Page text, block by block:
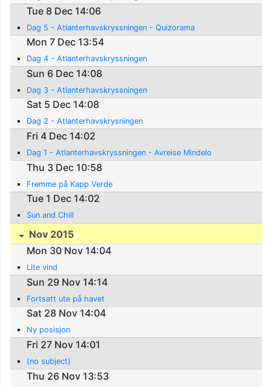
Tue 8 Dec 14:06
Dag 5 - Atlanterhavskryssningen - Quizorama
Mon 7 Dec 13:54
Dag 4 - Atlanterhavskryssningen
Sun 6 Dec 14:08
Dag 3 - Atlanterhavskryssningen
Sat 5 Dec 14:08
Dag 2 - Atlanterhavskrysningen
Fri 4 Dec 14:02
Dag 1 - Atlanterhavskryssningen - Avreise Mindelo
Thu 3 Dec 10:58
Fremme på Kapp Verde
Tue 1 Dec 14:02
Sun and Chill
Nov 2015
Mon 30 Nov 14:04
Lite vind
Sun 29 Nov 14:14
Fortsatt ute på havet
Sat 28 Nov 14:04
Ny posisjon
Fri 27 Nov 14:01
(no subject)
Thu 26 Nov 13:53